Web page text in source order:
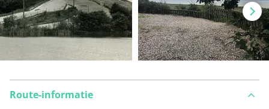
Route-informatie